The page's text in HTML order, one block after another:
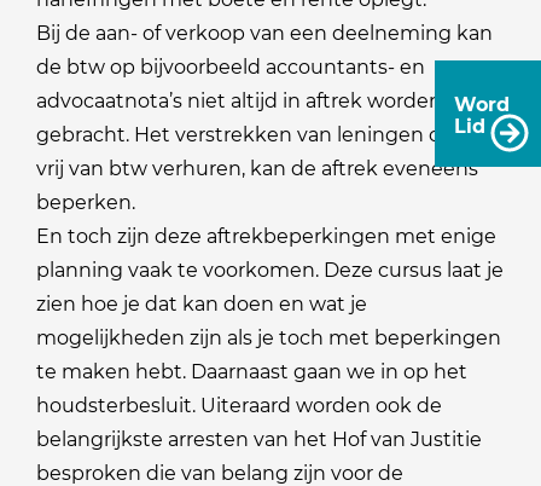
Word
Lid
Bij de aan- of verkoop van een deelneming kan
de btw op bijvoorbeeld accountants- en
advocaatnota’s niet altijd in aftrek worden
gebracht. Het verstrekken van leningen of het
vrij van btw verhuren, kan de aftrek eveneens
beperken.
En toch zijn deze aftrekbeperkingen met enige
planning vaak te voorkomen. Deze cursus laat je
zien hoe je dat kan doen en wat je
mogelijkheden zijn als je toch met beperkingen
te maken hebt. Daarnaast gaan we in op het
houdsterbesluit. Uiteraard worden ook de
belangrijkste arresten van het Hof van Justitie
besproken die van belang zijn voor de